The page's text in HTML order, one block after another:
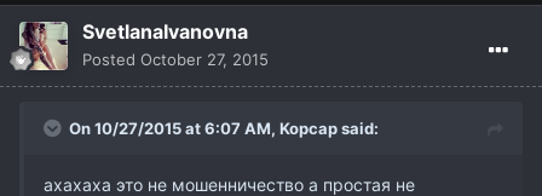
SvetlanaIvanovna
Posted October 27, 2015
On 10/27/2015 at 6:07 AM, Kopcapsaid:
ахахаха это не мошенничество а простая не